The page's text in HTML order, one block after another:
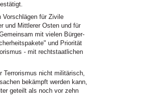
Vorschlägen für Zivile
und Mittlerer Osten und für
mit vielen Bürger-
und Priorität
- mit rechtstaatlichen
Terrorismus nicht militärisch,
bekämpft werden kann,
geteilt als noch vor zehn